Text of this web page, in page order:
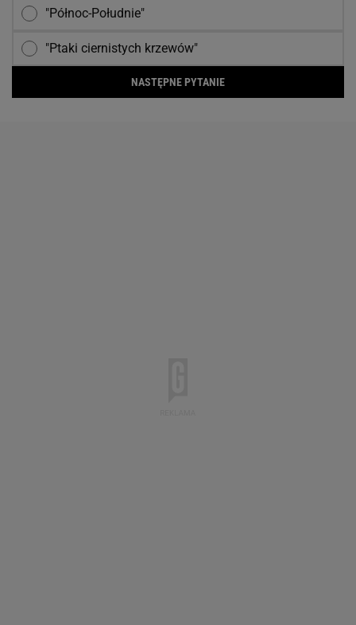
"Północ-Południe"
"Ptaki ciernistych krzewów"
NASTĘPNE PYTANIE